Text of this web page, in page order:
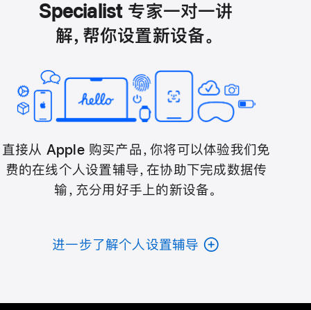
Specialist 专家一对一讲
解，帮你设置新设备。
直接从 Apple 购买产品，你将可以体验我们免
费的在线个人设置辅导，在协助下完成数据传
输，充分用好手上的新设备。
进一步了解个人设置辅导